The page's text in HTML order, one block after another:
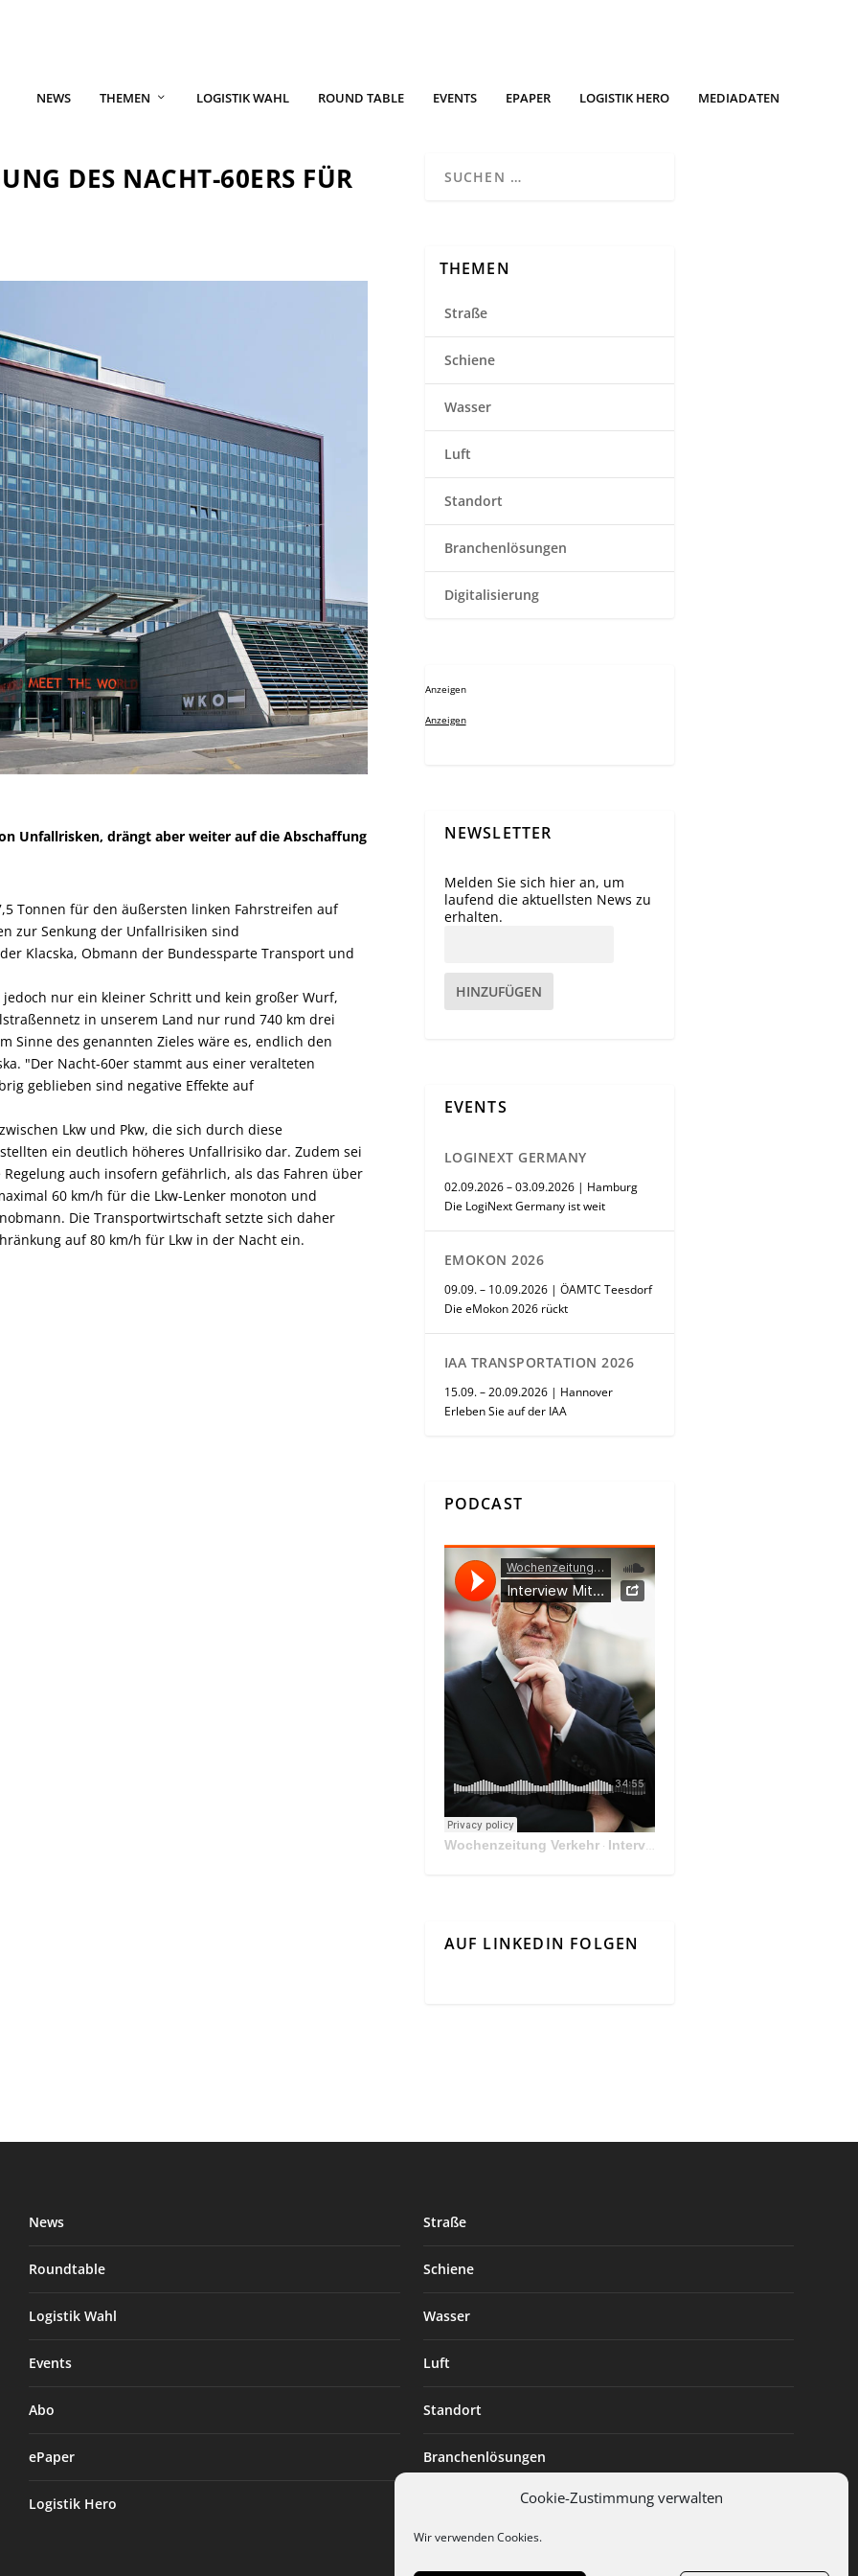
Cookie-Zustimmung verwalten
Wir verwenden Cookies.
NEWS THEMEN LOGISTIK WAHL ROUND TABLE EVENTS EPAPER LOGISTIK HERO MEDIADATEN
DES NACHT-60ERS FÜR
Unfallrisken, drängt aber weiter auf die Abschaffung
Tonnen für den äußersten linken Fahrstreifen auf
zur Senkung der Unfallrisiken sind
Klacska, Obmann der Bundessparte Transport und
nur ein kleiner Schritt und kein großer Wurf,
in unserem Land nur rund 740 km drei
Sinne des genannten Zieles wäre es, endlich den
"Der Nacht-60er stammt aus einer veralteten
geblieben sind negative Effekte auf
Lkw und Pkw, die sich durch diese
ein deutlich höheres Unfallrisiko dar. Zudem sei
auch insofern gefährlich, als das Fahren über
60 km/h für die Lkw-Lenker monoton und
Die Transportwirtschaft setzte sich daher
auf 80 km/h für Lkw in der Nacht ein.
THEMEN
Straße
Schiene
Wasser
Luft
Standort
Branchenlösungen
Digitalisierung
Anzeigen
Anzeigen
NEWSLETTER
Melden Sie sich hier an, um
laufend die aktuellsten News zu
erhalten.
HINZUFÜGEN
EVENTS
LOGINEXT GERMANY
02.09.2026 – 03.09.2026 | Hamburg
Die LogiNext Germany ist weit
EMOKON 2026
09.09. – 10.09.2026 | ÖAMTC Teesdorf
Die eMokon 2026 rückt
IAA TRANSPORTATION 2026
15.09. – 20.09.2026 | Hannover
Erleben Sie auf der IAA
PODCAST
Wochenzeitung Verkehr· Interview Mit Andreas Matthä, CEO der ÖBB Holding
AUF LINKEDIN FOLGEN
News
Roundtable
Logistik Wahl
Events
Abo
ePaper
Logistik Hero
Straße
Schiene
Wasser
Luft
Standort
Branchenlösungen